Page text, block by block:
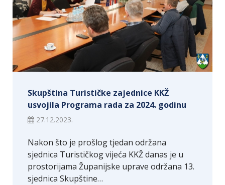
Skupština Turističke zajednice KKŽ
usvojila Programa rada za 2024. godinu
27.12.2023.
Nakon što je prošlog tjedan održana
sjednica Turističkog vijeća KKŽ danas je u
prostorijama Županijske uprave održana 13.
sjednica Skupštine…